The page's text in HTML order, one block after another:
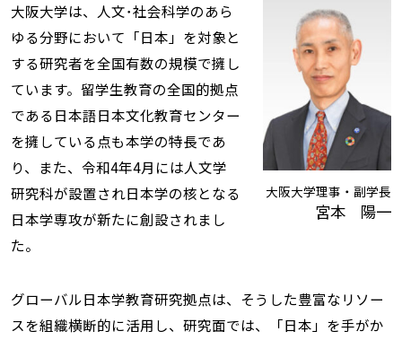
大阪大学理事・副学長
宮本 陽一
大阪大学は、人文･社会科学のあら
ゆる分野において「日本」を対象と
する研究者を全国有数の規模で擁し
ています。留学生教育の全国的拠点
である日本語日本文化教育センター
を擁している点も本学の特長であ
り、また、令和4年4月には人文学
研究科が設置され日本学の核となる
日本学専攻が新たに創設されまし
た。
グローバル日本学教育研究拠点は、そうした豊富なリソー
スを組織横断的に活用し、研究面では、「日本」を手がか